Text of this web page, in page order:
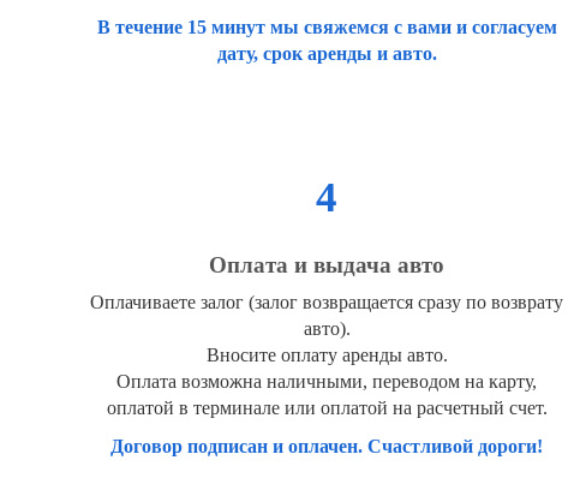
В течение 15 минут мы свяжемся с вами и согласуем
дату, срок аренды и авто.
4
Оплата и выдача авто
Оплачиваете залог (залог возвращается сразу по возврату
авто).
Вносите оплату аренды авто.
Оплата возможна наличными, переводом на карту,
оплатой в терминале или оплатой на расчетный счет.
Договор подписан и оплачен. Счастливой дороги!